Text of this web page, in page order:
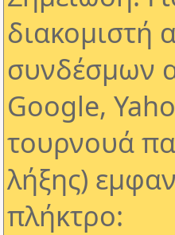
διακομιστή
συνδέσμων
Google,
τουρνουά
λήξης)
πλήκτρο: